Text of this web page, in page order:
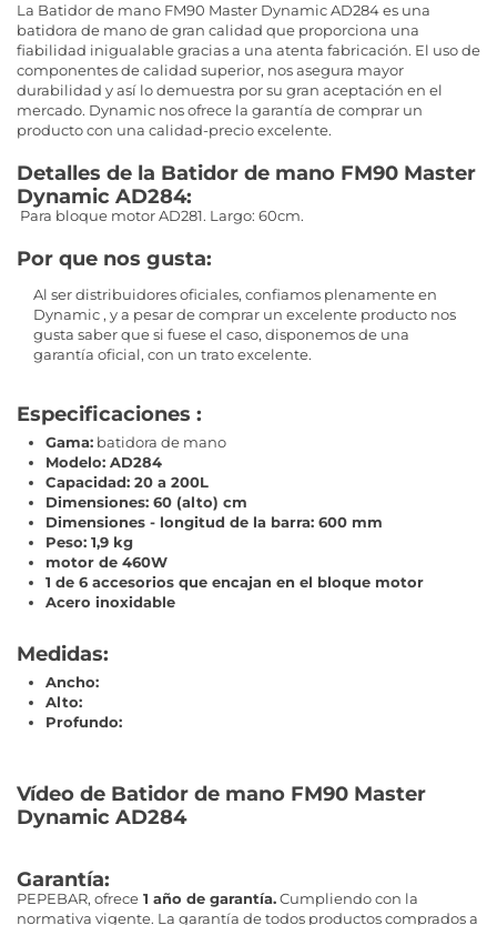
La Batidor de mano FM90 Master Dynamic AD284 es una
batidora de mano de gran calidad que proporciona una
fiabilidad inigualable gracias a una atenta fabricación. El uso de
componentes de calidad superior, nos asegura mayor
durabilidad y así lo demuestra por su gran aceptación en el
mercado. Dynamic nos ofrece la garantía de comprar un
producto con una calidad-precio excelente.
Detalles de la Batidor de mano FM90 Master
Dynamic AD284:
Para bloque motor AD281. Largo: 60cm.
Por que nos gusta:
Al ser distribuidores oficiales, confiamos plenamente en
Dynamic , y a pesar de comprar un excelente producto nos
gusta saber que si fuese el caso, disponemos de una
garantía oficial, con un trato excelente.
Especificaciones :
Gama: batidora de mano
Modelo: AD284
Capacidad: 20 a 200L
Dimensiones: 60 (alto) cm
Dimensiones - longitud de la barra: 600 mm
Peso: 1,9 kg
motor de 460W
1 de 6 accesorios que encajan en el bloque motor
Acero inoxidable
Medidas:
Ancho:
Alto:
Profundo:
Vídeo de Batidor de mano FM90 Master
Dynamic AD284
Garantía:
PEPEBAR, ofrece 1 año de garantía.Cumpliendo con la
normativa vigente. La garantía de todos productos comprados a